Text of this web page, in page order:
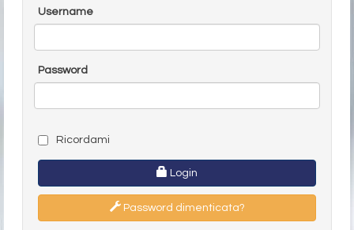
Username
Password
Ricordami
Login
Password dimenticata?